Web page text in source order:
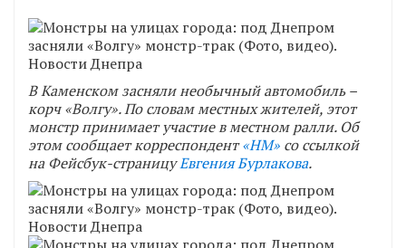
В Каменском засняли необычный автомобиль –
корч «Волгу». По словам местных жителей, этот
монстр принимает участие в местном ралли. Об
этом сообщает корреспондент«НМ» со ссылкой
на Фейсбук-страницуЕвгения Бурлакова.